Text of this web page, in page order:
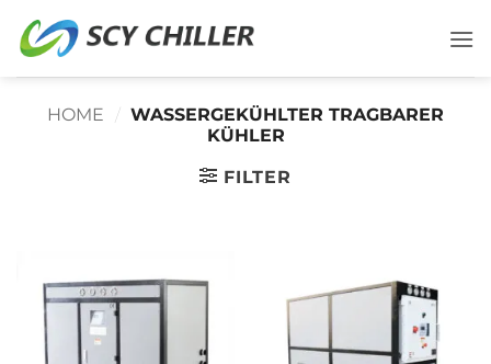
Inhalt
HOME / WASSERGEKÜHLTER TRAGBARER
KÜHLER
FILTER